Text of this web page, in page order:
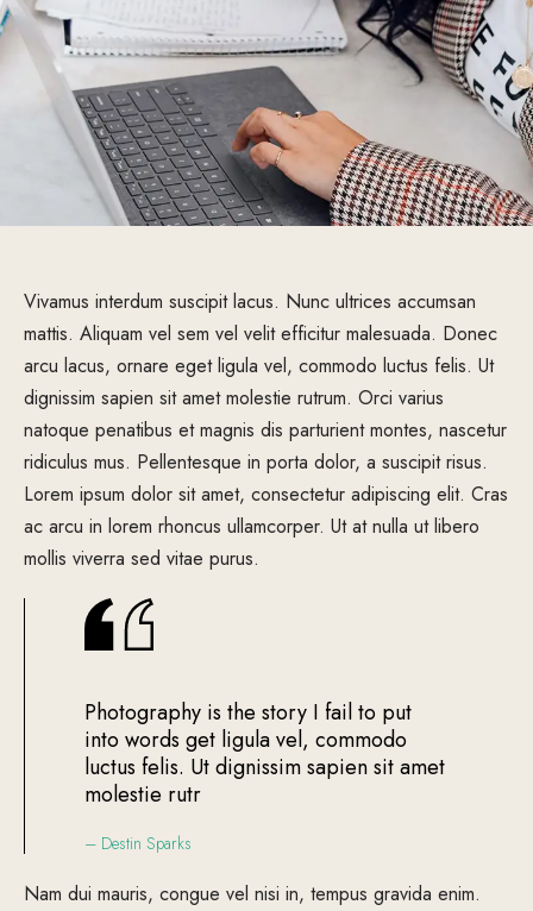
Vivamus interdum suscipit lacus. Nunc ultrices accumsan
mattis. Aliquam vel sem vel velit efficitur malesuada. Donec
arcu lacus, ornare eget ligula vel, commodo luctus felis. Ut
dignissim sapien sit amet molestie rutrum. Orci varius
natoque penatibus et magnis dis parturient montes, nascetur
ridiculus mus. Pellentesque in porta dolor, a suscipit risus.
Lorem ipsum dolor sit amet, consectetur adipiscing elit. Cras
ac arcu in lorem rhoncus ullamcorper. Ut at nulla ut libero
mollis viverra sed vitae purus.
Photography is the story I fail to put
into words get ligula vel, commodo
luctus felis. Ut dignissim sapien sit amet
molestie rutr
– Destin Sparks
Nam dui mauris, congue vel nisi in, tempus gravida enim.